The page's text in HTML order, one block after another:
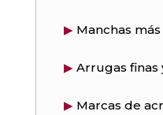
▶Manchas más
▶Arrugas finas
▶Marcas de